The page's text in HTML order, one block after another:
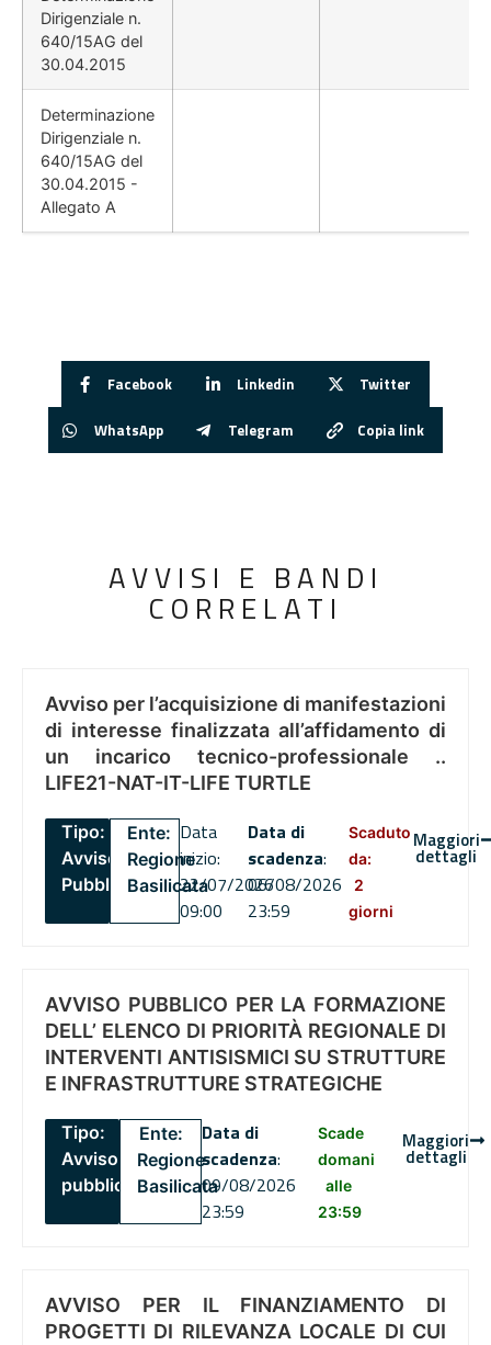
Dirigenziale n.
640/15AG del
30.04.2015
Determinazione
Dirigenziale n.
640/15AG del
30.04.2015 -
Allegato A
Facebook Linkedin Twitter
WhatsApp Telegram Copia link
AVVISI E BANDI
CORRELATI
Avviso per l’acquisizione di manifestazioni
di interesse finalizzata all’affidamento di
un incarico tecnico-professionale ..
LIFE21-NAT-IT-LIFE TURTLE
Tipo:
Avviso
Pubblico
Ente:
Regione
Basilicata
Data
inizio:
22/07/2026
09:00
Data di
scadenza:
06/08/2026
23:59
Scaduto
da:
2
giorni
Maggiori
dettagli
AVVISO PUBBLICO PER LA FORMAZIONE
DELL’ ELENCO DI PRIORITÀ REGIONALE DI
INTERVENTI ANTISISMICI SU STRUTTURE
E INFRASTRUTTURE STRATEGICHE
Tipo:
Avviso
pubblico
Ente:
Regione
Basilicata
Data di
scadenza:
09/08/2026
23:59
Scade
domani
alle
23:59
Maggiori
dettagli
AVVISO PER IL FINANZIAMENTO DI
PROGETTI DI RILEVANZA LOCALE DI CUI